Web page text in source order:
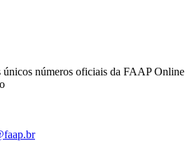
únicos números oficiais da FAAP Online